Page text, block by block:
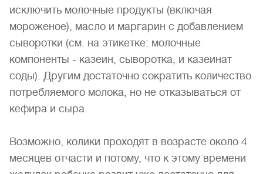
исключить молочные продукты (включая
мороженое), масло и маргарин с добавлением
сыворотки (см. на этикетке: молочные
компоненты - казеин, сыворотка, и казеинат
соды). Другим достаточно сократить количество
потребляемого молока, но не отказываться от
кефира и сыра.
Возможно, колики проходят в возрасте около 4
месяцев отчасти и потому, что к этому времени